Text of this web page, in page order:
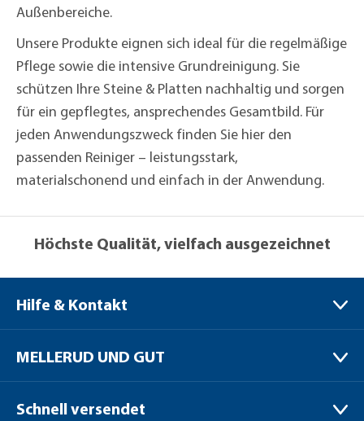
Außenbereiche.
Unsere Produkte eignen sich ideal für die regelmäßige
Pflege sowie die intensive Grundreinigung. Sie
schützen Ihre Steine & Platten nachhaltig und sorgen
für ein gepflegtes, ansprechendes Gesamtbild. Für
jeden Anwendungszweck finden Sie hier den
passenden Reiniger – leistungsstark,
materialschonend und einfach in der Anwendung.
Höchste Qualität, vielfach ausgezeichnet
Hilfe & Kontakt
Bernhard-Röttgen-Waldweg 20
41379 Brüggen / Niederrhein
MELLERUD UND GUT
Verpackungen
Schnell versendet